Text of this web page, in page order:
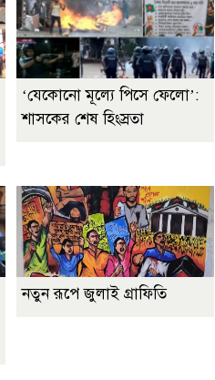
‘যেকোনো মূল্যে পিসে ফেলো’:
শাসকের শেষ হিংস্রতা
নতুন রূপে জুলাই গ্রাফিতি